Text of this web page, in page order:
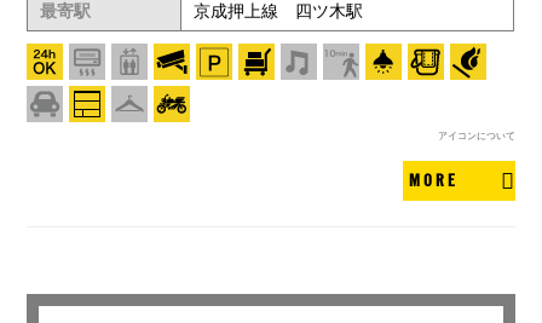
最寄駅
京成押上線 四ツ木駅
アイコンについて
MORE